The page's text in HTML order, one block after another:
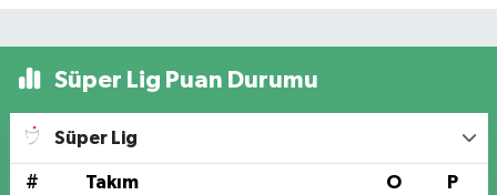
Süper Lig Puan Durumu
Süper Lig
# Takım O P